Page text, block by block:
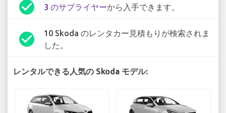
check_circle 3 のサプライヤーから入手できます。
check_circle
10 Skoda のレンタカー見積もりが検索されま
した。
レンタルできる人気の Skoda モデル: